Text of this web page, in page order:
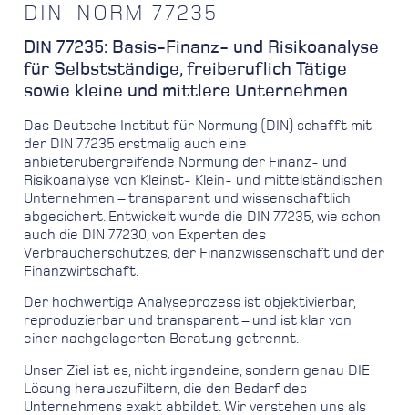
DIN-NORM 77235
DIN 77235: Basis-Finanz- und Risikoanalyse
für Selbstständige, freiberuflich Tätige
sowie kleine und mittlere Unternehmen
Das Deutsche Institut für Normung (DIN) schafft mit
der DIN 77235 erstmalig auch eine
anbieterübergreifende Normung der Finanz- und
Risikoanalyse von Kleinst- Klein- und mittelständischen
Unternehmen – transparent und wissenschaftlich
abgesichert. Entwickelt wurde die DIN 77235, wie schon
auch die DIN 77230, von Experten des
Verbraucherschutzes, der Finanzwissenschaft und der
Finanzwirtschaft.
Der hochwertige Analyseprozess ist objektivierbar,
reproduzierbar und transparent – und ist klar von
einer nachgelagerten Beratung getrennt.
Unser Ziel ist es, nicht irgendeine, sondern genau DIE
Lösung herauszufiltern, die den Bedarf des
Unternehmens exakt abbildet. Wir verstehen uns als